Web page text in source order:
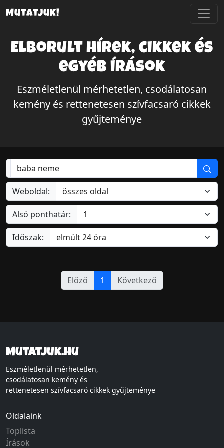
Mutatjuk!
Elborult hírek, cikkek és
egyéb írások
Eszméletlenül mérhetetlen, csodálatosan
kemény és rettenetesen szívfacsaró cikkek
gyűjteménye
Weboldal:
Alsó ponthatár:
Időszak:
Előző 1 Következő
Mutatjuk.hu
Eszméletlenül mérhetetlen,
csodálatosan kemény és
rettenetesen szívfacsaró cikkek gyűjteménye
Oldalaink
Toplista
Írások